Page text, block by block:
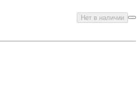
Нет в наличии